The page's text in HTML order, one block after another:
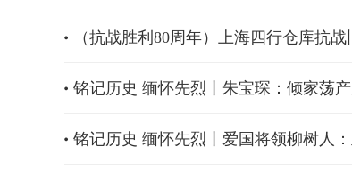
（抗战胜利80周年）上海四行仓库抗
铭记历史 缅怀先烈丨朱宝琛：倾家荡产
铭记历史 缅怀先烈丨爱国将领柳树人